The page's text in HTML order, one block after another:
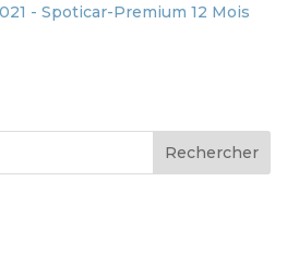
- Spoticar-Premium 12 Mois